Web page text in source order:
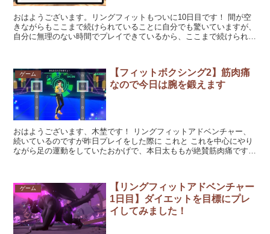
おはようございます。リングフィットもついに10日目です！ 間が空
きながらもここまで続けられていることに自分でも驚いていますが、
自分に無理のない時間でプレイできているから、ここまで続けられて
ゲーム
【フィットボクシング2】筋肉痛
なので今日は腕を鍛えます
おはようございます、木埜です！ リングフィットアドベンチャー、
続いているのですが昨日プレイをした際に これと これを中心にやり
ながら足の運動をしていたおかげで、本日太ももが絶賛筋肉痛です。
ゲーム
【リングフィットアドベンチャー
1日目】ダイエットを目標にプレ
イしてみました！